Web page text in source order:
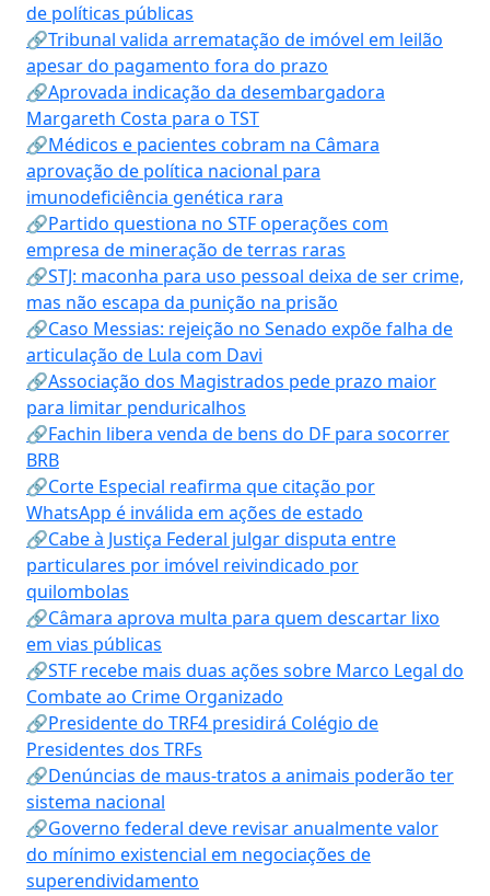
de políticas públicas
🔗Tribunal valida arrematação de imóvel em leilão
apesar do pagamento fora do prazo
🔗Aprovada indicação da desembargadora
Margareth Costa para o TST
🔗Médicos e pacientes cobram na Câmara
aprovação de política nacional para
imunodeficiência genética rara
🔗Partido questiona no STF operações com
empresa de mineração de terras raras
🔗STJ: maconha para uso pessoal deixa de ser crime,
mas não escapa da punição na prisão
🔗Caso Messias: rejeição no Senado expõe falha de
articulação de Lula com Davi
🔗Associação dos Magistrados pede prazo maior
para limitar penduricalhos
🔗Fachin libera venda de bens do DF para socorrer
BRB
🔗Corte Especial reafirma que citação por
WhatsApp é inválida em ações de estado
🔗Cabe à Justiça Federal julgar disputa entre
particulares por imóvel reivindicado por
quilombolas
🔗Câmara aprova multa para quem descartar lixo
em vias públicas
🔗STF recebe mais duas ações sobre Marco Legal do
Combate ao Crime Organizado
🔗Presidente do TRF4 presidirá Colégio de
Presidentes dos TRFs
🔗Denúncias de maus-tratos a animais poderão ter
sistema nacional
🔗Governo federal deve revisar anualmente valor
do mínimo existencial em negociações de
superendividamento